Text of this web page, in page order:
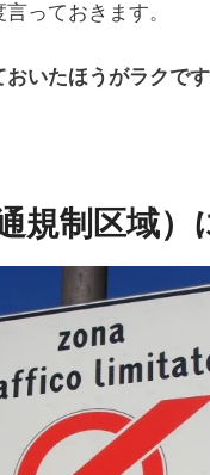
っておきます。
いたほうがラクです
規制区域）